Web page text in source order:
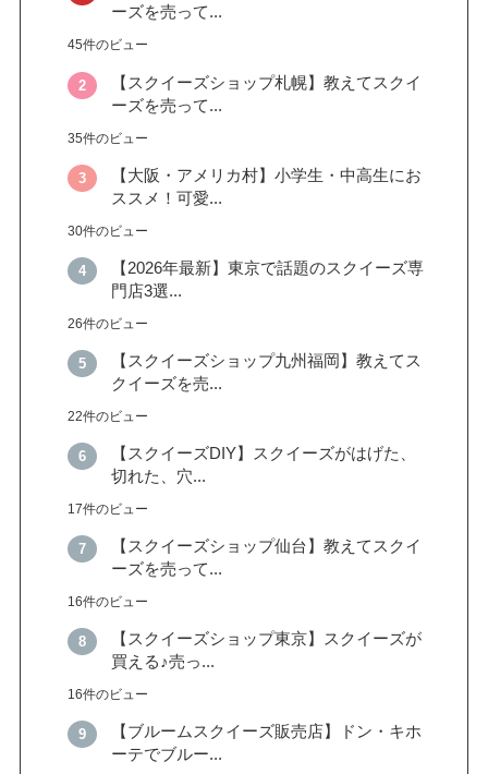
ーズを売って...
45件のビュー
【スクイーズショップ札幌】教えてスクイ
ーズを売って...
35件のビュー
【大阪・アメリカ村】小学生・中高生にお
ススメ！可愛...
30件のビュー
【2026年最新】東京で話題のスクイーズ専
門店3選...
26件のビュー
【スクイーズショップ九州福岡】教えてス
クイーズを売...
22件のビュー
【スクイーズDIY】スクイーズがはげた、
切れた、穴...
17件のビュー
【スクイーズショップ仙台】教えてスクイ
ーズを売って...
16件のビュー
【スクイーズショップ東京】スクイーズが
買える♪売っ...
16件のビュー
【ブルームスクイーズ販売店】ドン・キホ
ーテでブルー...